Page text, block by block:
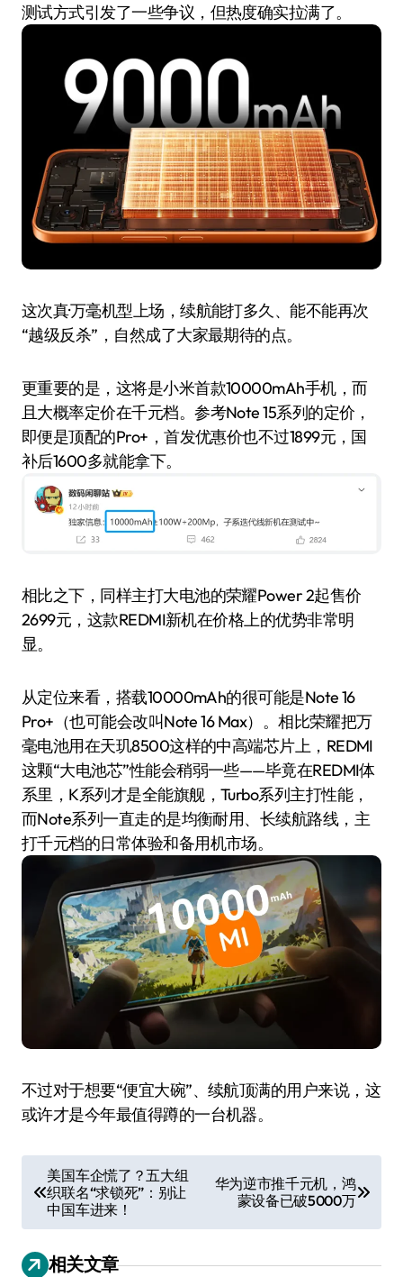
测试方式引发了一些争议，但热度确实拉满了。
这次真·万毫机型上场，续航能打多久、能不能再次
“越级反杀”，自然成了大家最期待的点。
更重要的是，这将是小米首款10000mAh手机，而
且大概率定价在千元档。参考Note 15系列的定价，
即便是顶配的Pro+，首发优惠价也不过1899元，国
补后1600多就能拿下。
相比之下，同样主打大电池的荣耀Power 2起售价
2699元，这款REDMI新机在价格上的优势非常明
显。
从定位来看，搭载10000mAh的很可能是Note 16
Pro+（也可能会改叫Note 16 Max）。相比荣耀把万
毫电池用在天玑8500这样的中高端芯片上，REDMI
这颗“大电池芯”性能会稍弱一些——毕竟在REDMI体
系里，K系列才是全能旗舰，Turbo系列主打性能，
而Note系列一直走的是均衡耐用、长续航路线，主
打千元档的日常体验和备用机市场。
不过对于想要“便宜大碗”、续航顶满的用户来说，这
或许才是今年最值得蹲的一台机器。
章
导
航
美国车企慌了？五大组
织联名“求锁死”：别让
中国车进来！
华为逆市推千元机，鸿
蒙设备已破5000万
相关文章